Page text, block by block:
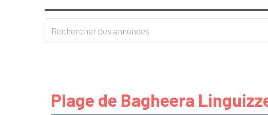
Plage de Bagheera